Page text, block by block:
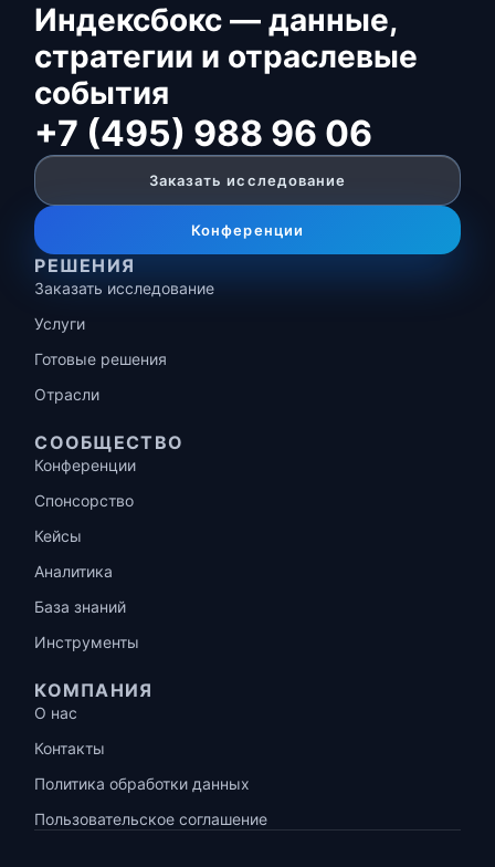
Индексбокс — данные,
стратегии и отраслевые
события
+7 (495) 988 96 06
Заказать исследование
Конференции
РЕШЕНИЯ
Заказать исследование
Услуги
Готовые решения
Отрасли
СООБЩЕСТВО
Конференции
Спонсорство
Кейсы
Аналитика
База знаний
Инструменты
КОМПАНИЯ
О нас
Контакты
Политика обработки данных
Пользовательское соглашение